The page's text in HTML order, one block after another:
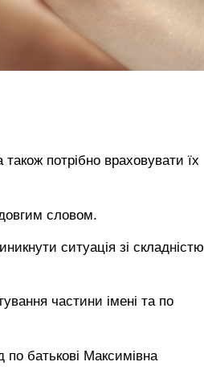
потрібно враховувати їх
словом.
ситуація зі складністю
частини імені та по
батькові Максимівна